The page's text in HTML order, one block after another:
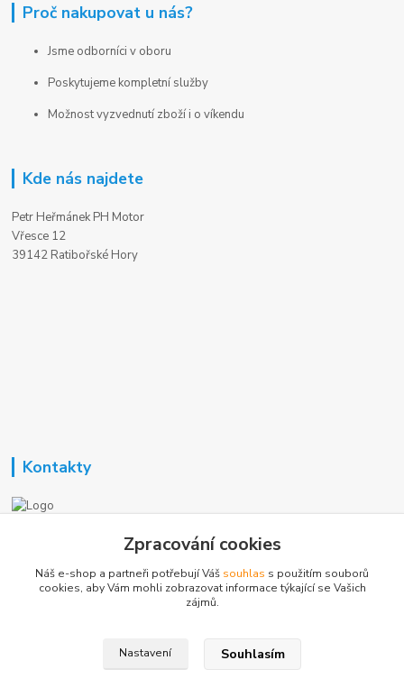
Proč nakupovat u nás?
Jsme odborníci v oboru
Poskytujeme kompletní služby
Možnost vyzvednutí zboží i o víkendu
Kde nás najdete
Petr Heřmánek PH Motor
Vřesce 12
39142 Ratibořské Hory
Kontakty
+420 723 362 738
Zpracování cookies
Náš e-shop a partneři potřebují Váš souhlas s použitím souborů
cookies, aby Vám mohli zobrazovat informace týkající se Vašich
zájmů.
Nastavení Souhlasím